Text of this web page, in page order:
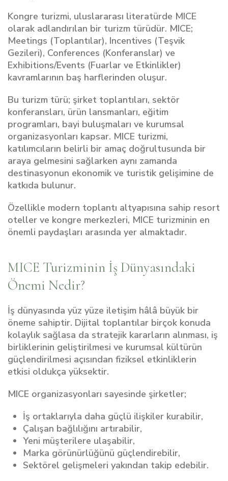
Kongre turizmi, uluslararası literatürde MICE
olarak adlandırılan bir turizm türüdür. MICE;
Meetings (Toplantılar), Incentives (Teşvik
Gezileri), Conferences (Konferanslar) ve
Exhibitions/Events (Fuarlar ve Etkinlikler)
kavramlarının baş harflerinden oluşur.
Bu turizm türü; şirket toplantıları, sektör
konferansları, ürün lansmanları, eğitim
programları, bayi buluşmaları ve kurumsal
organizasyonları kapsar. MICE turizmi,
katılımcıların belirli bir amaç doğrultusunda bir
araya gelmesini sağlarken aynı zamanda
destinasyonun ekonomik ve turistik gelişimine de
katkıda bulunur.
Özellikle modern toplantı altyapısına sahip resort
oteller ve kongre merkezleri, MICE turizminin en
önemli paydaşları arasında yer almaktadır.
MICE Turizminin İş Dünyasındaki
Önemi Nedir?
İş dünyasında yüz yüze iletişim hâlâ büyük bir
öneme sahiptir. Dijital toplantılar birçok konuda
kolaylık sağlasa da stratejik kararların alınması, iş
birliklerinin geliştirilmesi ve kurumsal kültürün
güçlendirilmesi açısından fiziksel etkinliklerin
etkisi oldukça yüksektir.
MICE organizasyonları sayesinde şirketler;
İş ortaklarıyla daha güçlü ilişkiler kurabilir,
Çalışan bağlılığını artırabilir,
Yeni müşterilere ulaşabilir,
Marka görünürlüğünü güçlendirebilir,
Sektörel gelişmeleri yakından takip edebilir.